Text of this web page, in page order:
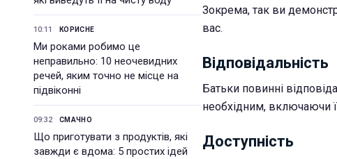
10:11 КОРИСНЕ
Ми роками робимо це
неправильно: 10 неочевидних
речей, яким точно не місце на
підвіконні
09:32 СМАЧНО
Що приготувати з продуктів, які
завжди є вдома: 5 простих ідей
Зокрема, так ви
вас.
Відповідальність
Батьки повинні
необхідним, включаючи
Доступність